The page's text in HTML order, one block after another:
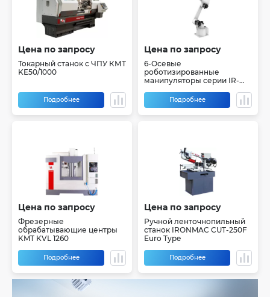
Цена по запросу
Токарный станок с ЧПУ КМТ
KE50/1000
Подробнее
Цена по запросу
6-Осевые
роботизированные
манипуляторы серии IR-
Подробнее
Цена по запросу
Фрезерные
обрабатывающие центры
KMT KVL 1260
Подробнее
Цена по запросу
Ручной ленточнопильный
станок IRONMAC CUT-250F
Euro Type
Подробнее